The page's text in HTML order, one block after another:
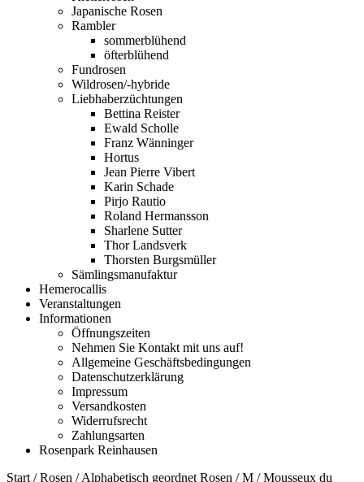
Japanische Rosen
Rambler
sommerblühend
öfterblühend
Fundrosen
Wildrosen/-hybride
Liebhaberzüchtungen
Bettina Reister
Ewald Scholle
Franz Wänninger
Hortus
Jean Pierre Vibert
Karin Schade
Pirjo Rautio
Roland Hermansson
Sharlene Sutter
Thor Landsverk
Thorsten Burgsmüller
Sämlingsmanufaktur
Hemerocallis
Veranstaltungen
Informationen
Öffnungszeiten
Nehmen Sie Kontakt mit uns auf!
Allgemeine Geschäftsbedingungen
Datenschutzerklärung
Impressum
Versandkosten
Widerrufsrecht
Zahlungsarten
Rosenpark Reinhausen
Start /Rosen /Alphabetisch geordnet Rosen /M /Mousseux du